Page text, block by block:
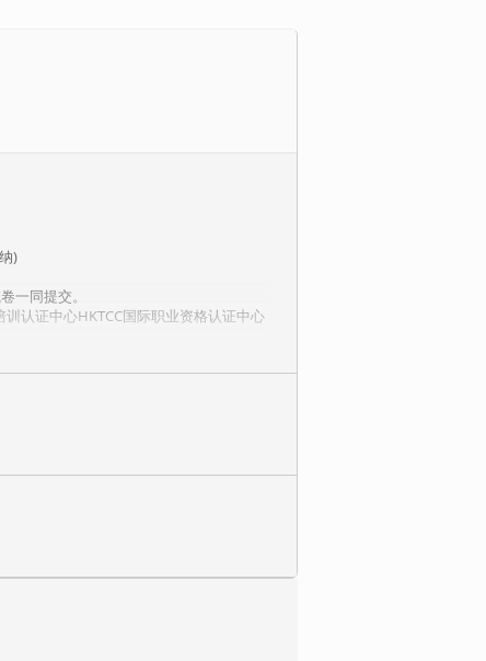
)
一同提交。
认证中心HKTCC国际职业资格认证中心
程，在未来还能适合吗？
的所有制度流程提出一个最基本的前提
企业所无法绕开的话题。